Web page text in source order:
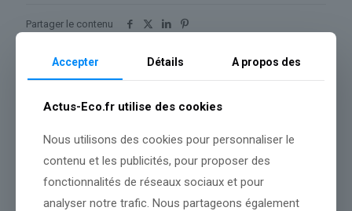
Partager le contenu
Dans le même thème
Accepter Détails A propos des
Actus-Eco.fr utilise des cookies
Nous utilisons des cookies pour personnaliser le
contenu et les publicités, pour proposer des
fonctionnalités de réseaux sociaux et pour
analyser notre trafic. Nous partageons également